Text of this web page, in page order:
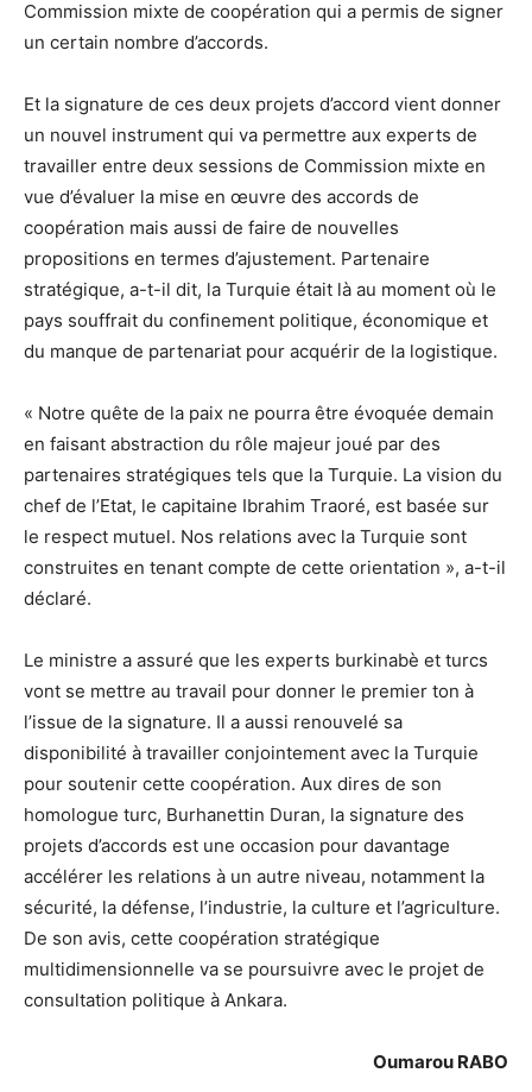
Commission mixte de coopération qui a permis de signer
un certain nombre d’accords.
Et la signature de ces deux projets d’accord vient donner
un nouvel instrument qui va permettre aux experts de
travailler entre deux sessions de Commission mixte en
vue d’évaluer la mise en œuvre des accords de
coopération mais aussi de faire de nouvelles
propositions en termes d’ajustement. Partenaire
stratégique, a-t-il dit, la Turquie était là au moment où le
pays souffrait du confinement politique, économique et
du manque de partenariat pour acquérir de la logistique.
« Notre quête de la paix ne pourra être évoquée demain
en faisant abstraction du rôle majeur joué par des
partenaires stratégiques tels que la Turquie. La vision du
chef de l’Etat, le capitaine Ibrahim Traoré, est basée sur
le respect mutuel. Nos relations avec la Turquie sont
construites en tenant compte de cette orientation », a-t-il
déclaré.
Le ministre a assuré que les experts burkinabè et turcs
vont se mettre au travail pour donner le premier ton à
l’issue de la signature. Il a aussi renouvelé sa
disponibilité à travailler conjointement avec la Turquie
pour soutenir cette coopération. Aux dires de son
homologue turc, Burhanettin Duran, la signature des
projets d’accords est une occasion pour davantage
accélérer les relations à un autre niveau, notamment la
sécurité, la défense, l’industrie, la culture et l’agriculture.
De son avis, cette coopération stratégique
multidimensionnelle va se poursuivre avec le projet de
consultation politique à Ankara.
Oumarou RABO